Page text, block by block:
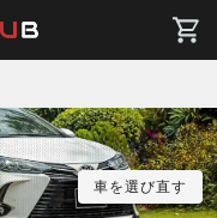
車を選び直す